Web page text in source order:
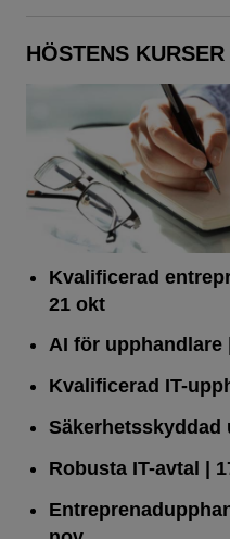
HÖSTENS KURSER
Kvalificerad
21 okt
AI för upphandlare
Kvalificerad IT-
Säkerhetsskyddad
Robusta IT-avtal |